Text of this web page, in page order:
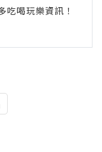
喝玩樂資訊！